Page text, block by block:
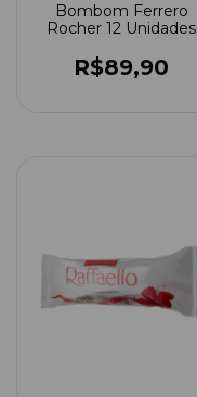
Bombom Ferrero
Rocher 12 Unidades
R$89,90